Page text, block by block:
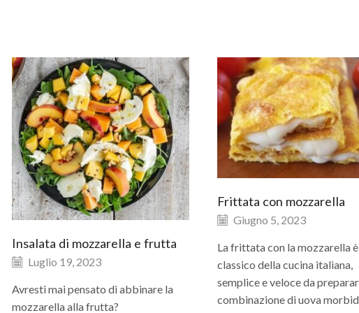
Insalata di mozzarella e frutta
Luglio 19, 2023
Avresti mai pensato di abbinare la
mozzarella alla frutta?
Frittata con mozzarella
Giugno 5, 2023
La frittata con la mozzarella
classico della cucina italiana,
semplice e veloce da
combinazione di uova